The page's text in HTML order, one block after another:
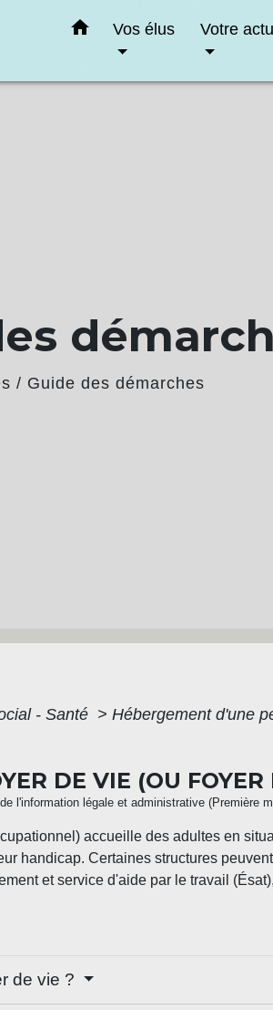
home Vos élus Votre
/ Guide des démarches
- Santé > Hébergement d'une
DE VIE (OU
l'information légale et administrative (Première
accueille des adultes en
handicap. Certaines structures
et service d'aide par le travail
de vie ?